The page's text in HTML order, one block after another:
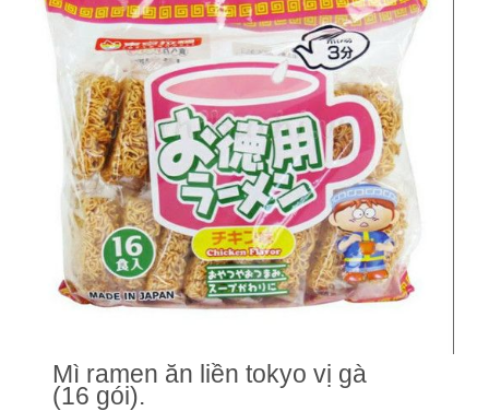
Mì ramen ăn liền tokyo vị gà
(16 gói).